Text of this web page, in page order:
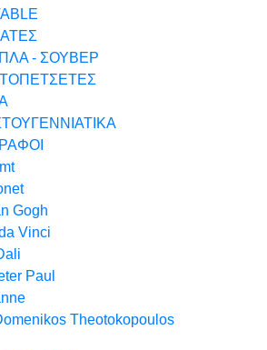
- ΣΟΥΒΕΡ
Gogh
Vinci
Paul
Theotokopoulos